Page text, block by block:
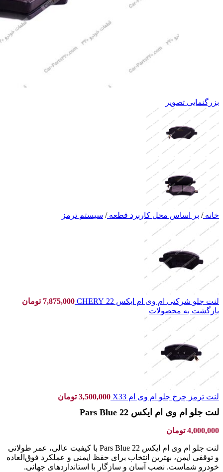
بزرگنمایی تصویر
خانه/ بر اساس محل کاربرد قطعه/ سیستم ترمز
لنت جلو شرکتی ام وی ام ایکس 22 CHERY 7,875,000 تومان
بازگشت به محصولات
لنت ترمز چرخ جلو ام وی ام X33 3,500,000 تومان
لنت جلو ام وی ام ایکس 22 Pars Blue
4,000,000 تومان
لنت جلو ام وی ام ایکس 22 Pars Blue با کیفیت عالی، عمر طولانی
و توقفی ایمن، بهترین انتخاب برای حفظ ایمنی و عملکرد فوق‌العاده
خودرو شماست. نصب آسان و سازگار با استانداردهای جهانی.